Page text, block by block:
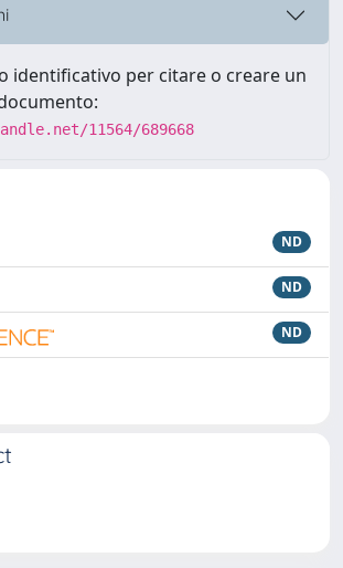
identificativo per citare o creare un
11564/689668
ND
ND
ND